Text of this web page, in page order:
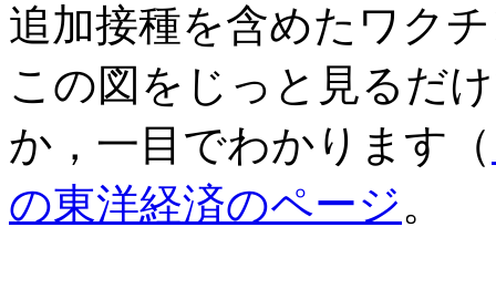
追加接種を含めたワク
この図をじっと見るだ
か，一目でわかります（
の東洋経済のページ。